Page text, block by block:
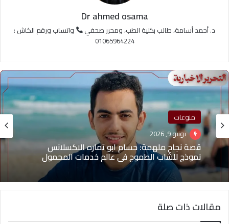
Dr ahmed osama
د. أحمد أسامة، طالب بكلية الطب، ومحرر صحفي
واتساب ورقم الكاش :
01065964224
منوعات
يونيو 9, 2026
قصة نجاح ملهمة: حسام ابو تماره الاكسلانس
نموذج للشاب الطموح في عالم خدمات المحمول
مقالات ذات صلة